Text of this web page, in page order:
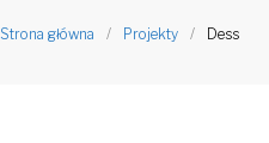
Strona główna / Projekty / Dess